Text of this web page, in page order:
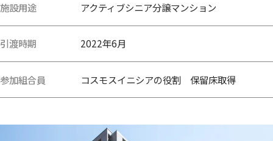
施設用途 アクティブシニア分譲マンション
引渡時期 2022年6月
参加組合員 コスモスイニシアの役割 保留床取得